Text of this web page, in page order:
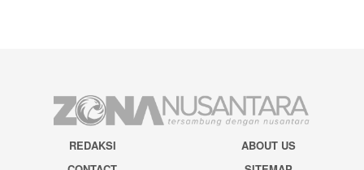
REDAKSI
ABOUT US